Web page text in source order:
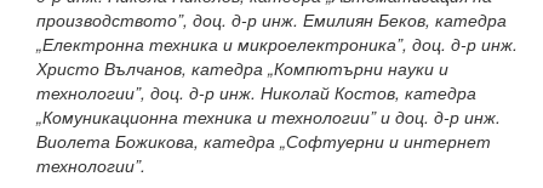
Добруджански технологичен колеж
Месец на науката 2025
Начало
производството”, доц. д-р инж. Емилиян Беков, катедра
„Електронна техника и микроелектроника”, доц. д-р инж.
Христо Вълчанов, катедра „Компютърни науки и
технологии”, доц. д-р инж. Николай Костов, катедра
„Комуникационна техника и технологии” и доц. д-р инж.
Виолета Божикова, катедра „Софтуерни и интернет
технологии”.